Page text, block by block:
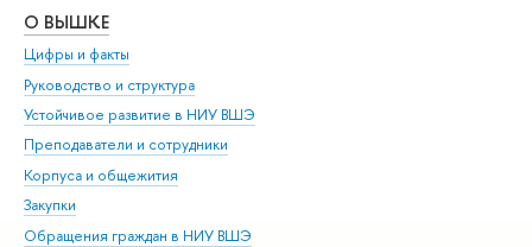
О ВЫШКЕ
Цифры и факты
Руководство и структура
Устойчивое развитие в НИУ ВШЭ
Преподаватели и сотрудники
Корпуса и общежития
Закупки
Обращения граждан в НИУ ВШЭ